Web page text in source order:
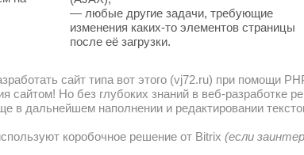
— любые другие задачи, требующие
изменения каких-то элементов страницы
после её загрузки.
сайт типа вот этого (vj72.ru) при помощи
сайтом! Но без глубоких знаний в веб-разработке
в дальнейшем наполнении и редактировании
коробочное решение от Bitrix (если